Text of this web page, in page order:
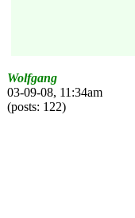
Wolfgang
03-09-08, 11:34am
(posts: 122)